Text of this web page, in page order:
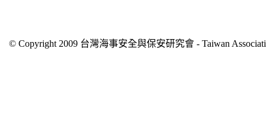
© Copyright 2009 台灣海事安全與保安研究會 - Taiwan